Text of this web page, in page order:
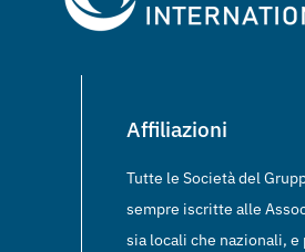
Affiliazioni
Tutte le Società del
sempre iscritte alle
sia locali che nazionali, e